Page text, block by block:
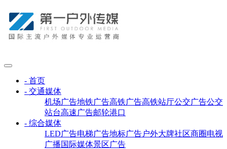
- 首页
- 交通媒体
机场广告地铁广告高铁广告高铁站厅公交广告公交
站台高速广告邮轮港口
- 综合媒体
LED广告电梯广告地标广告户外大牌社区商圈电视
广播国际媒体景区广告